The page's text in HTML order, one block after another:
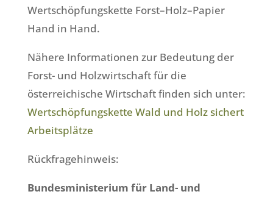
Wertschöpfungskette Forst–Holz–Papier
Hand in Hand.
Nähere Informationen zur Bedeutung der
Forst- und Holzwirtschaft für die
österreichische Wirtschaft finden sich unter:
Wertschöpfungskette Wald und Holz sichert
Arbeitsplätze
Rückfragehinweis:
Bundesministerium für Land- und